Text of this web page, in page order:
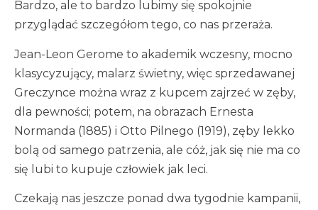
Bardzo, ale to bardzo lubimy się spokojnie
przyglądać szczegółom tego, co nas przeraża.
Jean-Leon Gerome to akademik wczesny, mocno
klasycyzujący, malarz świetny, więc sprzedawanej
Greczynce można wraz z kupcem zajrzeć w zęby,
dla pewności; potem, na obrazach Ernesta
Normanda (1885) i Otto Pilnego (1919), zęby lekko
bolą od samego patrzenia, ale cóż, jak się nie ma co
się lubi to kupuje człowiek jak leci.
Czekają nas jeszcze ponad dwa tygodnie kampanii,